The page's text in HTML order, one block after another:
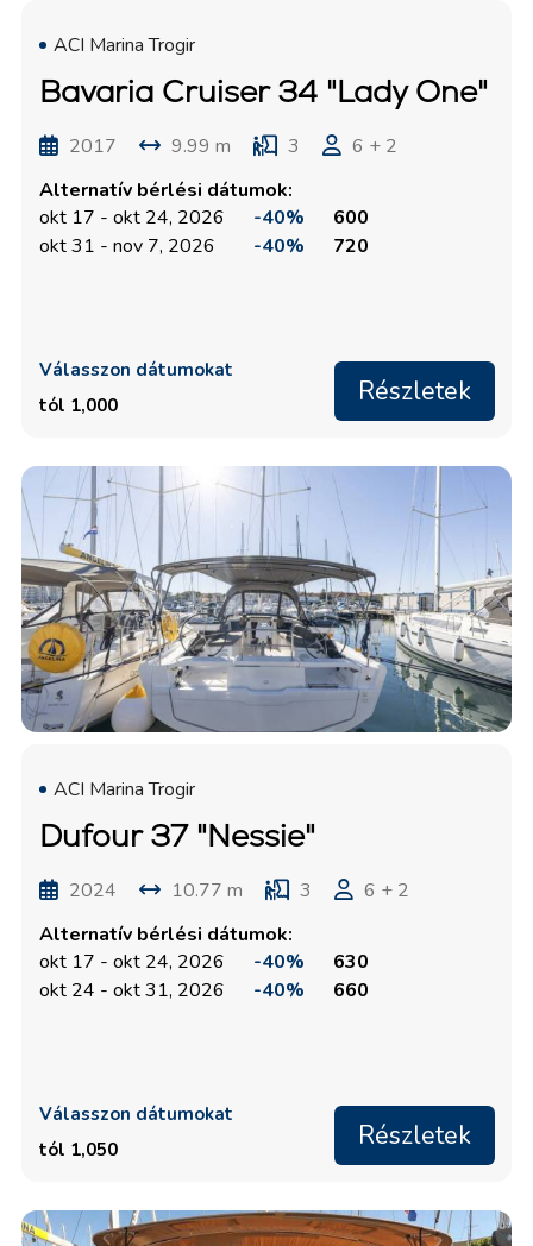
ACI Marina Trogir
Bavaria Cruiser 34 "Lady One"
2017 9.99 m 3
6 + 2
Alternatív bérlési dátumok:
okt 17 - okt 24, 2026
-40%
600
okt 31 - nov 7, 2026
-40% 720
Válasszon dátumokat
tól 1,000
Részletek
ACI Marina Trogir
Dufour 37 "Nessie"
2024 10.77 m 3
6 + 2
Alternatív bérlési dátumok:
okt 17 - okt 24, 2026
-40%
630
okt 24 - okt 31, 2026
-40% 660
Válasszon dátumokat
tól 1,050
Részletek